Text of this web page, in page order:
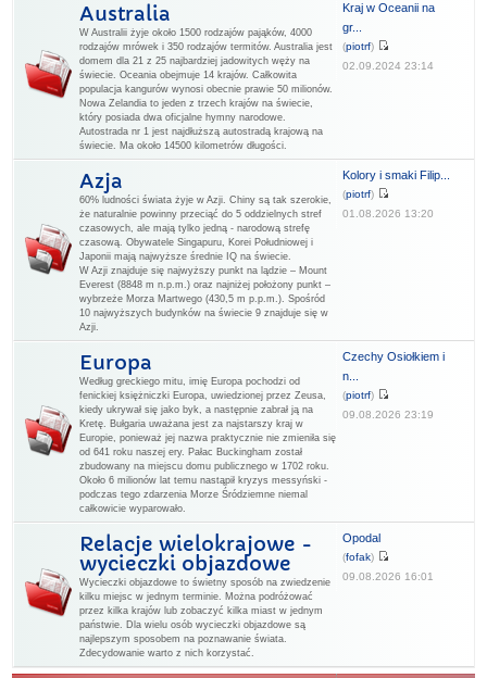
Australia
W Australii żyje około 1500 rodzajów pająków, 4000
rodzajów mrówek i 350 rodzajów termitów. Australia jest
domem dla 21 z 25 najbardziej jadowitych węży na
świecie. Oceania obejmuje 14 krajów. Całkowita
populacja kangurów wynosi obecnie prawie 50 milionów.
Nowa Zelandia to jeden z trzech krajów na świecie,
który posiada dwa oficjalne hymny narodowe.
Autostrada nr 1 jest najdłuższą autostradą krajową na
świecie. Ma około 14500 kilometrów długości.
Kraj w Oceanii na
gr...
(piotrf)
02.09.2024 23:14
Azja
60% ludności świata żyje w Azji. Chiny są tak szerokie,
że naturalnie powinny przeciąć do 5 oddzielnych stref
czasowych, ale mają tylko jedną - narodową strefę
czasową. Obywatele Singapuru, Korei Południowej i
Japonii mają najwyższe średnie IQ na świecie.
W Azji znajduje się najwyższy punkt na lądzie – Mount
Everest (8848 m n.p.m.) oraz najniżej położony punkt –
wybrzeże Morza Martwego (430,5 m p.p.m.). Spośród
10 najwyższych budynków na świecie 9 znajduje się w
Azji.
Kolory i smaki Filip...
(piotrf)
01.08.2026 13:20
Europa
Według greckiego mitu, imię Europa pochodzi od
fenickiej księżniczki Europa, uwiedzionej przez Zeusa,
kiedy ukrywał się jako byk, a następnie zabrał ją na
Kretę. Bułgaria uważana jest za najstarszy kraj w
Europie, ponieważ jej nazwa praktycznie nie zmieniła się
od 641 roku naszej ery. Pałac Buckingham został
zbudowany na miejscu domu publicznego w 1702 roku.
Około 6 milionów lat temu nastąpił kryzys messyński -
podczas tego zdarzenia Morze Śródziemne niemal
całkowicie wyparowało.
Czechy Osiołkiem i
n...
(piotrf)
09.08.2026 23:19
Relacje wielokrajowe -
wycieczki objazdowe
Wycieczki objazdowe to świetny sposób na zwiedzenie
kilku miejsc w jednym terminie. Można podróżować
przez kilka krajów lub zobaczyć kilka miast w jednym
państwie. Dla wielu osób wycieczki objazdowe są
najlepszym sposobem na poznawanie świata.
Zdecydowanie warto z nich korzystać.
Opodal
(fofak)
09.08.2026 16:01